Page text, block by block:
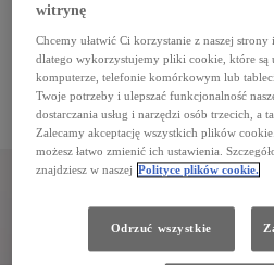
witrynę
Chcemy ułatwić Ci korzystanie z naszej strony
dlatego wykorzystujemy pliki cookie, które są
komputerze, telefonie komórkowym lub
Twoje potrzeby i ulepszać funkcjonalność
dostarczania usług i narzędzi osób trzecich, a
Zalecamy akceptację wszystkich plików
możesz łatwo zmienić ich ustawienia.
znajdziesz w naszej Polityce plików cookie.
Odrzuć wszystkie